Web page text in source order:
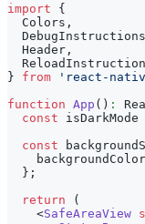
import
{
Colors ,
DebugInstructions
Header ,
}
from 'react-
function App ( ) :
const isDarkMode
const
    backgroundColor
} ;
return
(
<SafeAreaView